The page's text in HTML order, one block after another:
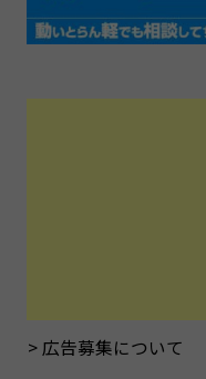
広告募集について